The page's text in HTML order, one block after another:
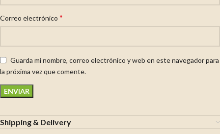
Correo electrónico *
Guarda mi nombre, correo electrónico y web en este navegador para
la próxima vez que comente.
Shipping & Delivery